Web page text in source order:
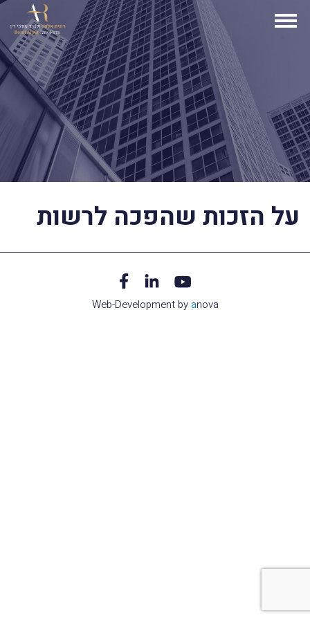
על הזכות שהפכה לרשות
Web-Development by anova